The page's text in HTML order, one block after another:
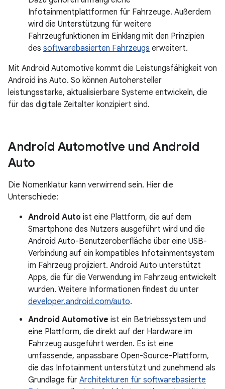
Infotainmentplattformen für Fahrzeuge. Außerdem
wird die Unterstützung für weitere
Fahrzeugfunktionen im Einklang mit den Prinzipien
des softwarebasierten Fahrzeugs erweitert.
Mit Android Automotive kommt die Leistungsfähigkeit von
Android ins Auto. So können Autohersteller
leistungsstarke, aktualisierbare Systeme entwickeln, die
für das digitale Zeitalter konzipiert sind.
Android Automotive und Android
Auto
Die Nomenklatur kann verwirrend sein. Hier die
Unterschiede:
Android Auto ist eine Plattform, die auf dem
Smartphone des Nutzers ausgeführt wird und die
Android Auto-Benutzeroberfläche über eine USB-
Verbindung auf ein kompatibles Infotainmentsystem
im Fahrzeug projiziert. Android Auto unterstützt
Apps, die für die Verwendung im Fahrzeug entwickelt
wurden. Weitere Informationen findest du unter
developer.android.com/auto.
Android Automotive ist ein Betriebssystem und
eine Plattform, die direkt auf der Hardware im
Fahrzeug ausgeführt werden. Es ist eine
umfassende, anpassbare Open-Source-Plattform,
die das Infotainment unterstützt und zunehmend als
Grundlage für Architekturen für softwarebasierte